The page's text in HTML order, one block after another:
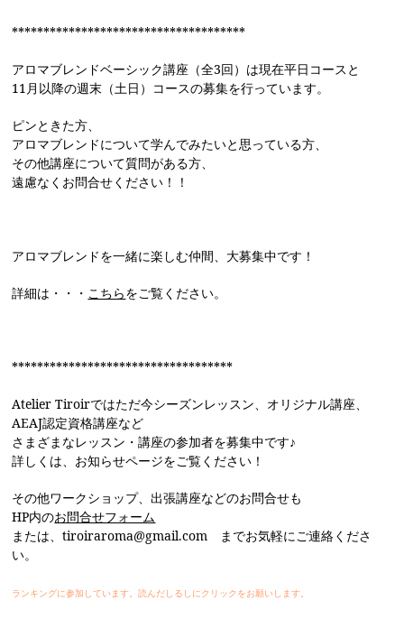
*************************************
アロマブレンドベーシック講座（全3回）は現在平日コースと
11月以降の週末（土日）コースの募集を行っています。
ピンときた方、
アロマブレンドについて学んでみたいと思っている方、
その他講座について質問がある方、
遠慮なくお問合せください！！
アロマブレンドを一緒に楽しむ仲間、大募集中です！
詳細は・・・ こちらをご覧ください。
***********************************
Atelier Tiroirではただ今シーズンレッスン、オリジナル講座、
AEAJ認定資格講座など
さまざまなレッスン・講座の参加者を募集中です♪
詳しくは、お知らせページをご覧ください！
その他ワークショップ、出張講座などのお問合せも
HP内のお問合せフォーム
または、tiroiraroma@gmail.com までお気軽にご連絡くださ
い。
ランキングに参加しています。読んだしるしにクリックをお願いします。